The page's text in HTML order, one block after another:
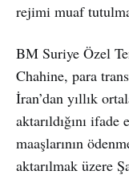
rejimi muaf
BM Suriye Özel
Chahine, para
İran’dan yıllık
aktarıldığını
maaşlarının
aktarılmak üzere